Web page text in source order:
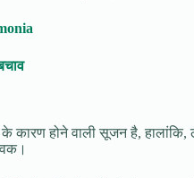
होने वाली सूजन है, हालांकि,